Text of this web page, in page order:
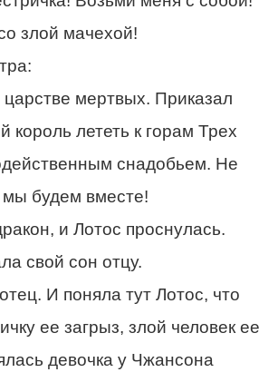
злой мачехой!
мертвых. Приказал
король лететь к горам Трех
снадобьем. Не
будем вместе!
и Лотос проснулась.
свой сон отцу.
И поняла тут Лотос, что
ее загрыз, злой человек ее
девочка у Чжансона